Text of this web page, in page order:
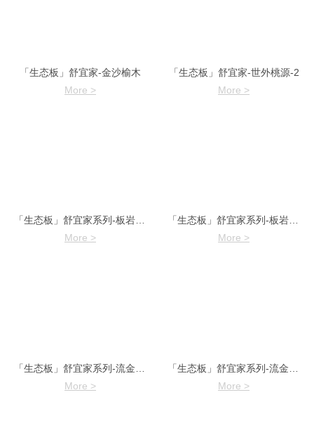
「生态板」舒宜家-金沙榆木
More >
「生态板」舒宜家-世外桃源-2
More >
「生态板」舒宜家系列-板岩直纹-2
More >
「生态板」舒宜家系列-板岩直纹-1
More >
More >
More >